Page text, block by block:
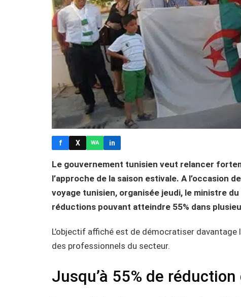
f X WA in
Le gouvernement tunisien veut relancer
l’approche de la saison estivale. A l’occasion
voyage tunisien, organisée jeudi, le ministre
réductions pouvant atteindre 55% dans
L’objectif affiché est de démocratiser
des professionnels du secteur.
Jusqu’à 55% de